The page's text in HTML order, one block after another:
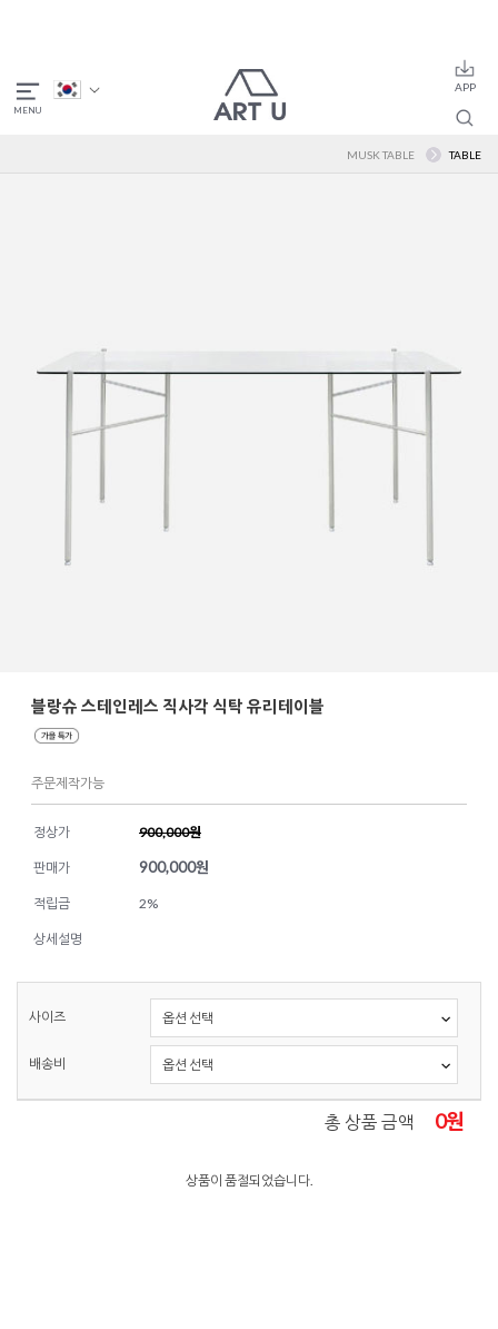
MUSK TABLE TABLE
블랑슈 스테인레스 직사각 식탁 유리테이블
주문제작가능
정상가 900,000원
판매가 900,000원
적립금 2%
상세설명
사이즈
배송비
총 상품 금액 0원
상품이 품절되었습니다.